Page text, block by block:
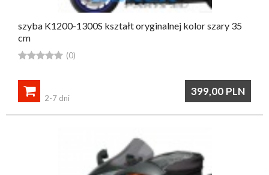
szyba K1200-1300S kształt oryginalnej kolor szary 35
cm
 (0)
399,00 PLN

2-7 dni